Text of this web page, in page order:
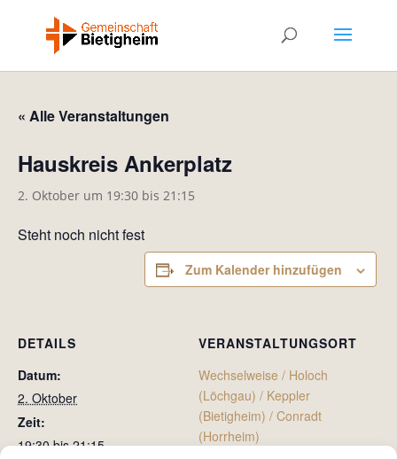
« Alle Veranstaltungen
Hauskreis Ankerplatz
2. Oktober um 19:30 bis 21:15
Steht noch nicht fest
Zum Kalender hinzufügen
DETAILS
Datum:
2. Oktober
Zeit:
19:30 bis 21:15
VERANSTALTUNGSORT
Wechselweise / Holoch
(Löchgau) / Keppler
(Bietigheim) / Conradt
(Horrheim)